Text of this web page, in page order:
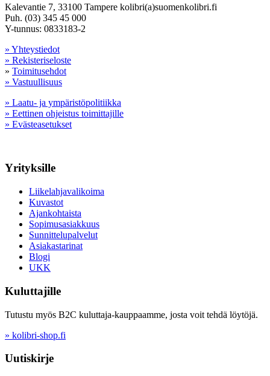
Kalevantie 7, 33100 Tampere kolibri(a)suomenkolibri.fi
Puh. (03) 345 45 000
Y-tunnus: 0833183-2
» Yhteystiedot
» Rekisteriseloste
» Toimitusehdot
» Vastuullisuus
» Laatu- ja ympäristöpolitiikka
» Eettinen ohjeistus toimittajille
» Evästeasetukset
Yrityksille
Liikelahjavalikoima
Kuvastot
Ajankohtaista
Sopimusasiakkuus
Sunnittelupalvelut
Asiakastarinat
Blogi
UKK
Kuluttajille
Tutustu myös B2C kuluttaja-kauppaamme, josta voit tehdä löytöjä.
» kolibri-shop.fi
Uutiskirje